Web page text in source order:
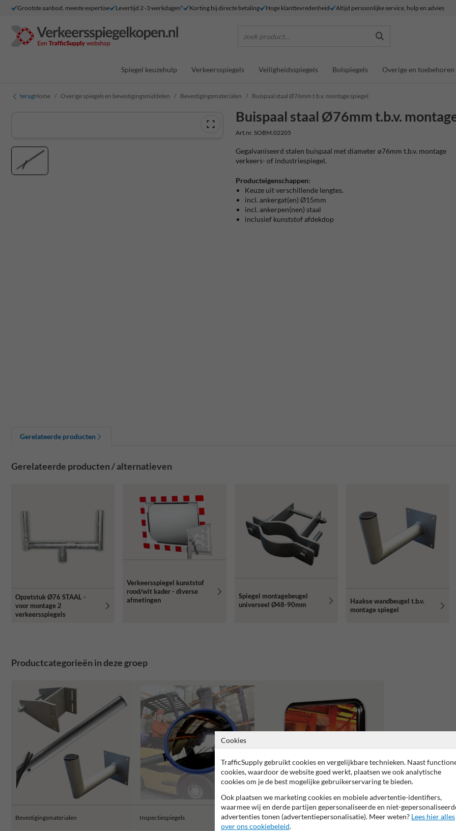
Grootste aanbod, meeste expertise Levertijd 2 -3 werkdagen* Korting bij directe betaling Hoge klanttevredenheid Altijd persoonlijke service, hulp en advies
zoek product...
Spiegel keuzehulp Verkeersspiegels Veiligheidsspiegels Bolspiegels Overige en toebehoren
terugHome Overige spiegels en bevestigingsmiddelen Bevestigingsmaterialen Buispaal staal Ø76mm t.b.v. montage spiegel
Buispaal staal Ø76mm t.b.v.
Art.nr. SOBM.02205
Gegalvaniseerd stalen buispaal met diameter ø76mm t.b.v. montage
verkeers- of industriespiegel.
Producteigenschappen:
Keuze uit verschillende lengtes.
incl. ankergat(en) Ø15mm
incl. ankerpen(nen) staal
inclusief kunststof afdekdop
Gerelateerde producten
Gerelateerde producten / alternatieven
Opzetstuk Ø76 STAAL -
voor montage 2
verkeersspiegels
Verkeersspiegel kunststof
rood/wit kader - diverse
afmetingen
Spiegel montagebeugel
universeel Ø48-90mm
Haakse wandbeugel t.b.v.
montage spiegel
Productcategorieën in deze groep
Bevestigingsmaterialen Inspectiespiegels Hittebestendige spiegels
Cookies
TrafficSupply gebruikt cookies en vergelijkbare technieken. Naast
cookies, waardoor de website goed werkt, plaatsen we ook analytische
cookies om je de best mogelijke gebruikerservaring te bieden.
Ook plaatsen we marketing cookies en mobiele advertentie-identifiers,
waarmee wij en derde partijen gepersonaliseerde en niet-
advertenties tonen (advertentiepersonalisatie). Meer weten? Lees hier alles
over ons cookiebeleid.